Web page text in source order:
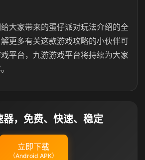
大家带来的蛋仔派对玩法介绍的全
更多有关这款游戏攻略的小伙伴可
平台，九游游戏平台将持续为大家
器，免费、快速、稳定
立即下载
（Android APK）